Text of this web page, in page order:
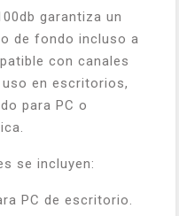
garantiza un
de fondo incluso a
con canales
uso en escritorios,
para PC o
se incluyen:
PC de escritorio.